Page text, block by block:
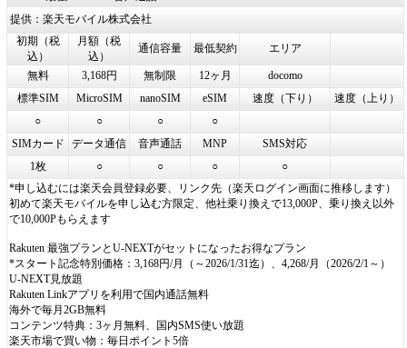
提供：楽天モバイル株式会社
初期（税
込）
月額（税
込）
通信容量 最低契約 エリア
無料 3,168円 無制限 12ヶ月
docomo
標準SIM
MicroSIM nanoSIM eSIM 速度（下り）
速度（上り）
○
○ ○
○
SIMカード
データ通信 音声通話 MNP
SMS対応
1枚
○ ○ ○
○
*申し込むには楽天会員登録必要、リンク先（楽天ログイン画面に推移します）
初めて楽天モバイルを申し込む方限定、他社乗り換えで13,000P、乗り換え以外
で10,000Pもらえます
Rakuten 最強プランとU-NEXTがセットになったお得なプラン
*スタート記念特別価格：3,168円/月（～2026/1/31迄）、4,268/月（2026/2/1～）
U-NEXT見放題
Rakuten Linkアプリを利用で国内通話無料
海外で毎月2GB無料
コンテンツ特典：3ヶ月無料、国内SMS使い放題
楽天市場で買い物：毎日ポイント5倍